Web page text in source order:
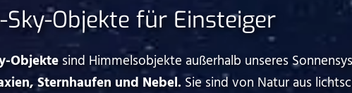
Sky-Objekte für Einsteiger
Objekte sind Himmelsobjekte außerhalb unseres
Sternhaufen und Nebel. Sie sind von Natur aus